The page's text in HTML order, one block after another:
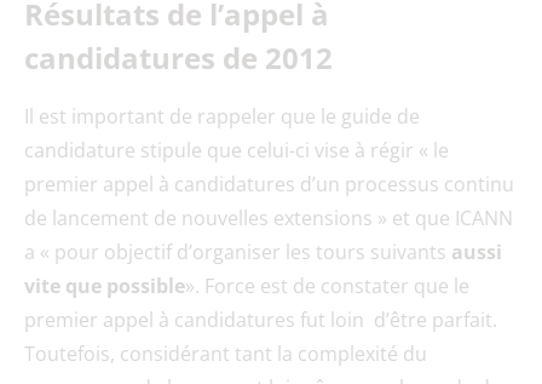
Résultats de l’appel à
candidatures de 2012
Il est important de rappeler que le guide de
candidature stipule que celui-ci vise à régir « le
premier appel à candidatures d’un processus continu
de lancement de nouvelles extensions » et que ICANN
a « pour objectif d’organiser les tours suivants aussi
vite que possible». Force est de constater que le
premier appel à candidatures fut loin d’être parfait.
Toutefois, considérant tant la complexité du